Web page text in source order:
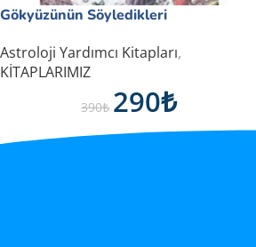
Astroloji Eğitimi Serisi
Astroloji Yardımcı Kitapları
Gökyüzünün Söyledikleri
Astroloji Yardımcı Kitapları,
KİTAPLARIMIZ
390₺ 290₺